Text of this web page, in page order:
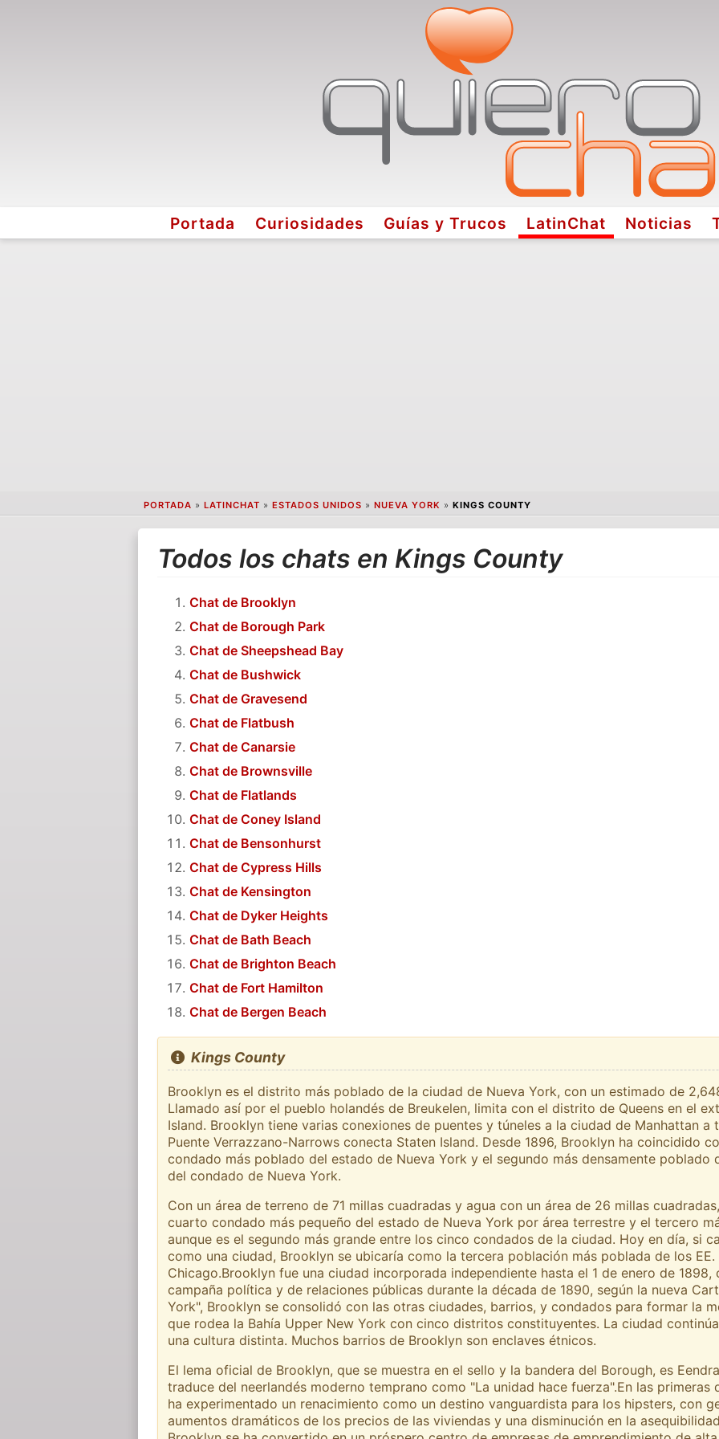
Portada Curiosidades Guías y Trucos LatinChat Noticias
PORTADA » LATINCHAT » ESTADOS UNIDOS » NUEVA YORK » KINGS COUNTY
Todos los chats en Kings County
Chat de Brooklyn
Chat de Borough Park
Chat de Sheepshead Bay
Chat de Bushwick
Chat de Gravesend
Chat de Flatbush
Chat de Canarsie
Chat de Brownsville
Chat de Flatlands
Chat de Coney Island
Chat de Bensonhurst
Chat de Cypress Hills
Chat de Kensington
Chat de Dyker Heights
Chat de Bath Beach
Chat de Brighton Beach
Chat de Fort Hamilton
Chat de Bergen Beach
Kings County
Brooklyn es el distrito más poblado de la ciudad de Nueva York, con un estimado de
Llamado así por el pueblo holandés de Breukelen, limita con el distrito de Queens en el
Island. Brooklyn tiene varias conexiones de puentes y túneles a la ciudad de Manhattan a
Puente Verrazzano-Narrows conecta Staten Island. Desde 1896, Brooklyn ha coincidido
condado más poblado del estado de Nueva York y el segundo más densamente poblado
del condado de Nueva York.
Con un área de terreno de 71 millas cuadradas y agua con un área de 26 millas
cuarto condado más pequeño del estado de Nueva York por área terrestre y el tercero
aunque es el segundo más grande entre los cinco condados de la ciudad. Hoy en día, si
como una ciudad, Brooklyn se ubicaría como la tercera población más poblada de los EE.
Chicago.Brooklyn fue una ciudad incorporada independiente hasta el 1 de enero de 1898,
campaña política y de relaciones públicas durante la década de 1890, según la nueva
York", Brooklyn se consolidó con las otras ciudades, barrios, y condados para formar la
que rodea la Bahía Upper New York con cinco distritos constituyentes. La ciudad
una cultura distinta. Muchos barrios de Brooklyn son enclaves étnicos.
El lema oficial de Brooklyn, que se muestra en el sello y la bandera del Borough, es
traduce del neerlandés moderno temprano como "La unidad hace fuerza".En las primeras
ha experimentado un renacimiento como un destino vanguardista para los hipsters, con
aumentos dramáticos de los precios de las viviendas y una disminución en la